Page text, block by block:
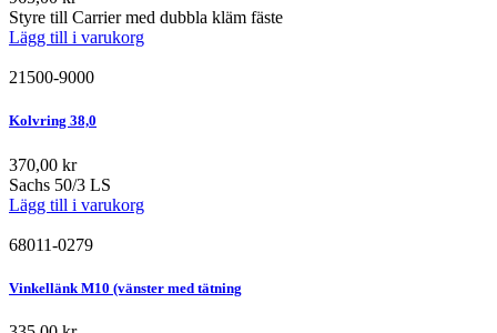
Styre till Carrier med dubbla kläm fäste
Lägg till i varukorg
21500-9000
Kolvring 38,0
370,00 kr
Sachs 50/3 LS
Lägg till i varukorg
68011-0279
Vinkellänk M10 (vänster med tätning